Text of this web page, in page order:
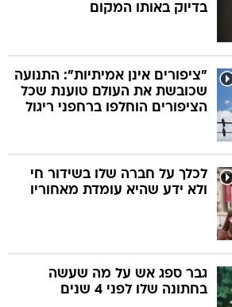
בדיוק באותו המקום
"ציפורים אינן אמיתיות": התנועה
שכובשת את העולם טוענת שכל
הציפורים הוחלפו ברחפני ריגול
לכלך על חברה שלו בשידור חי
ולא ידע שהיא עומדת מאחוריו
גבר ספג אש על מה שעשה
בחתונה שלו לפני 4 שנים